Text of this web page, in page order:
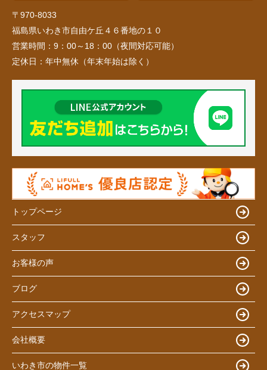
〒970-8033
福島県いわき市自由ケ丘４６番地の１０
営業時間： 9：00～18：00（夜間対応可能）
定休日： 年中無休（年末年始は除く）
トップページ
スタッフ
お客様の声
ブログ
アクセスマップ
会社概要
いわき市の物件一覧